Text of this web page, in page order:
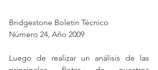
Bridgestone Boletín Técnico
Número 24, Año 2009
Luego de realizar un análisis de las